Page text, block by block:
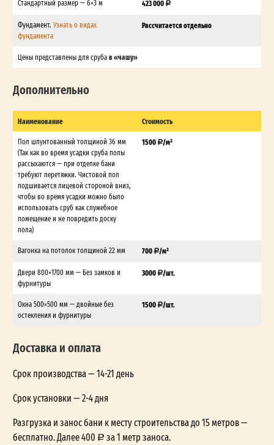
Стандартный размер — 6×3 м 423 000
Фундамент. Узнать о видах
фундамента
Рассчитается отдельно
Цены представлены для срубав «чашу»
Дополнительно
Наименование Стоимость
Пол шпунтованный толщиной 36 мм
(Так как во время усадки сруба полы
рассыхаются — при отделке бани
требуют перетяжки. Чистовой пол
подшивается лицевой стороной вниз,
чтобы во время усадки можно было
использовать сруб как служебное
помещение и не повредить доску
пола)
1500 /м²
Вагонка на потолок толщиной 22 мм 700 /м²
Двери 800×1700 мм — Без замков и
фурнитуры
3000 /шт.
Окна 500×500 мм — двойные без
остекления и фурнитуры
1500 /шт.
Доставка и оплата
Срок производства — 14-21 день
Срок установки — 2-4 дня
Разгрузка и занос бани к месту строительства до 15 метров —
бесплатно. Далее 400
за 1 метр заноса.